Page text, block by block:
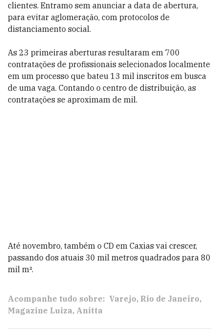
clientes. Entramo sem anunciar a data de abertura,
para evitar aglomeração, com protocolos de
distanciamento social.
As 23 primeiras aberturas resultaram em 700
contratações de profissionais selecionados localmente
em um processo que bateu 13 mil inscritos em busca
de uma vaga. Contando o centro de distribuição, as
contratações se aproximam de mil.
Até novembro, também o CD em Caxias vai crescer,
passando dos atuais 30 mil metros quadrados para 80
mil m².
Acompanhe tudo sobre: Varejo Rio de Janeiro
Magazine Luiza Anitta